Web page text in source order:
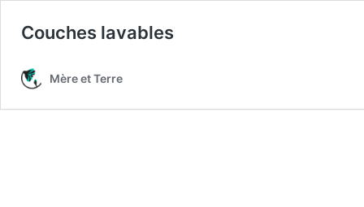
Couches lavables
Mère et Terre